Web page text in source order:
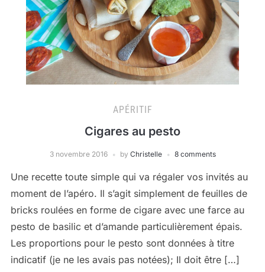
APÉRITIF
Cigares au pesto
3 novembre 2016 by Christelle 8 comments
Une recette toute simple qui va régaler vos invités au
moment de l’apéro. Il s’agit simplement de feuilles de
bricks roulées en forme de cigare avec une farce au
pesto de basilic et d’amande particulièrement épais.
Les proportions pour le pesto sont données à titre
indicatif (je ne les avais pas notées); Il doit être […]